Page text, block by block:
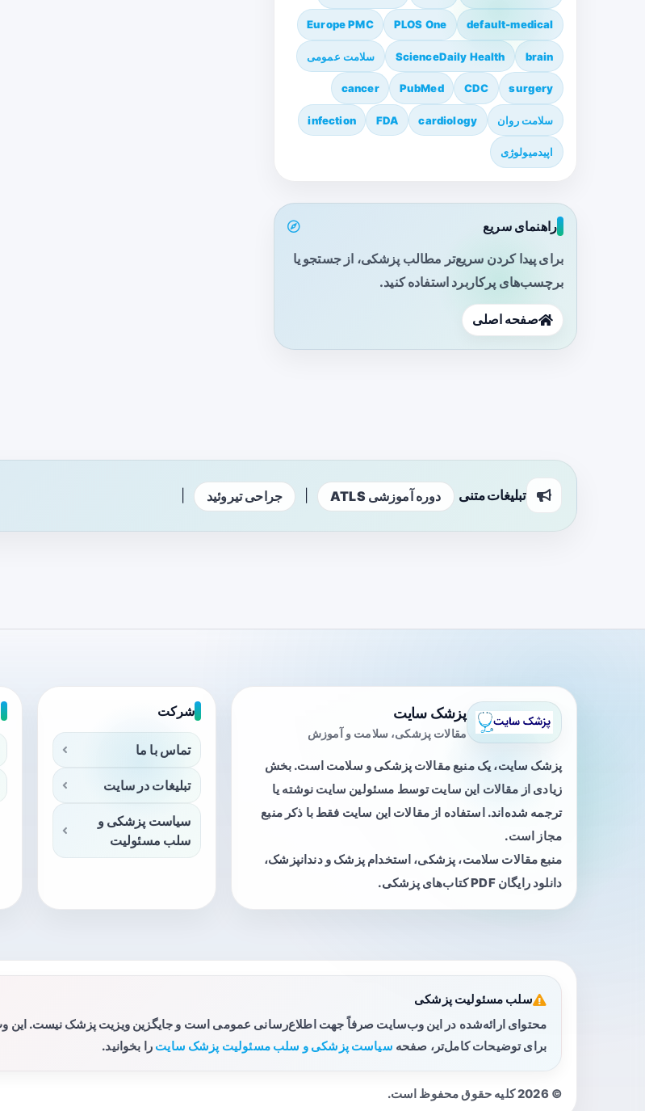
default-medical
PLOS One
Europe PMC
brain
ScienceDaily Health سلامت عمومی
surgery
CDC
PubMed
cancer
سلامت روان cardiology
FDA
infection
اپیدمیولوژی
راهنمای سریع
برای پیدا کردن سریع‌تر مطالب پزشکی، از جستجو یا
برچسب‌های پرکاربرد استفاده کنید.
صفحه اصلی
تبلیغات متنی دوره آموزشی ATLS جراحی تیروئید
پزشک سایت
مقالات پزشکی، سلامت و آموزش
پزشک سایت، یک منبع مقالات پزشکی و سلامت است. بخش
زیادی از مقالات این سایت توسط مسئولین سایت نوشته یا
ترجمه شده‌اند. استفاده از مقالات این سایت فقط با ذکر منبع
مجاز است.
منبع مقالات سلامت، پزشکی، استخدام پزشک و دندانپزشک،
دانلود رایگان PDF کتاب‌های پزشکی.
شرکت
تماس با ما
تبلیغات در سایت
سیاست پزشکی و
سلب مسئولیت
سلب مسئولیت پزشکی
محتوای ارائه‌شده در این وب‌سایت صرفاً جهت اطلاع‌رسانی عمومی است و جایگزین ویزیت پزشک نیست. این
برای توضیحات کامل‌تر، صفحه سیاست پزشکی و سلب مسئولیت پزشک سایت را بخوانید.
© 2026 کلیه حقوق محفوظ است.